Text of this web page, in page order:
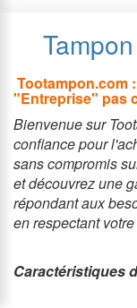
Tootampon.com
"Entreprise" pas
Bienvenue sur
confiance pour
sans compromis
et découvrez une
répondant aux
en respectant
Caractéristiques